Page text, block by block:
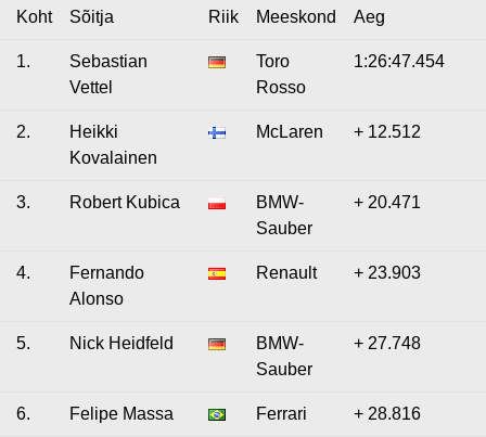
Koht Sõitja Riik Meeskond Aeg
1.
Sebastian
Vettel
Toro
Rosso
1:26:47.454
2.
Heikki
Kovalainen
McLaren + 12.512
3. Robert Kubica
BMW-
Sauber
+ 20.471
4.
Fernando
Alonso
Renault + 23.903
5. Nick Heidfeld
BMW-
Sauber
+ 27.748
6. Felipe Massa Ferrari + 28.816